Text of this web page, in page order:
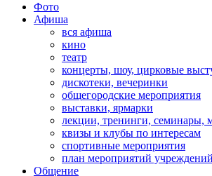
Фото
Афиша
вся афиша
кино
театр
концерты, шоу, цирковые
дискотеки, вечеринки
общегородские мероприятия
выставки, ярмарки
лекции, тренинги, семинары,
квизы и клубы по интересам
спортивные мероприятия
план мероприятий
Общение